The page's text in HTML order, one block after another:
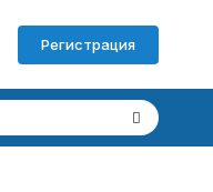
Регистрация